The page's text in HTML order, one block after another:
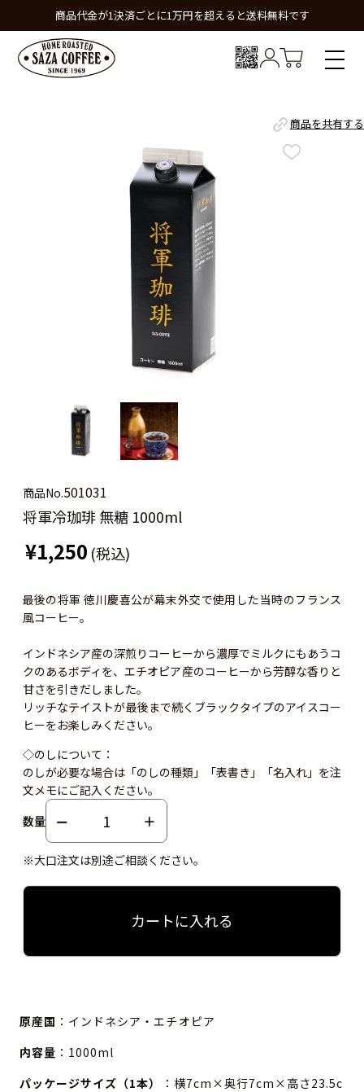
商品代金が1決済ごとに1万円を超えると送料無料です
商品を共有する
商品No.501031
将軍冷珈琲 無糖 1000ml
¥1,250 (税込)
最後の将軍 徳川慶喜公が幕末外交で使用した当時のフランス
風コーヒー。
インドネシア産の深煎りコーヒーから濃厚でミルクにもあうコ
クのあるボディを、エチオピア産のコーヒーから芳醇な香りと
甘さを引きだしました。
リッチなテイストが最後まで続くブラックタイプのアイスコー
ヒーをお楽しみください。
◇のしについて：
のしが必要な場合は「のしの種類」「表書き」「名入れ」を注
文メモにご記入ください。
数量
※大口注文は別途ご相談ください。
カートに入れる
原産国 ：インドネシア・エチオピア
内容量 ：1000ml
パッケージサイズ（1本）
：横7cm×奥行7cm×高さ23.5c